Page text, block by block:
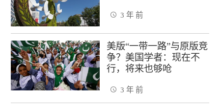
3 年 前
美版“一带一路”与原版竞
争？美国学者：现在不
行，将来也够呛
3 年 前